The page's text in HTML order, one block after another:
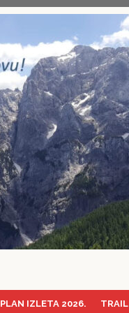
PLAN IZLETA 2026. TRAIL